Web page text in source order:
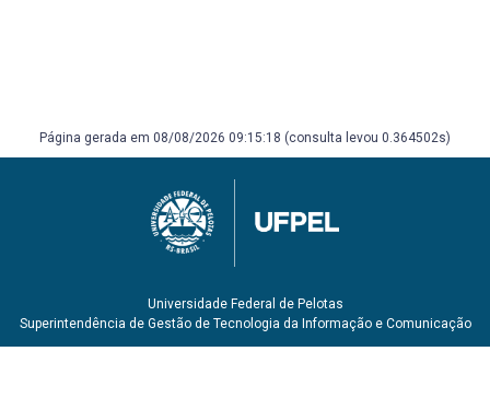
Página gerada em 08/08/2026 09:15:18 (consulta levou 0.364502s)
Universidade Federal de Pelotas
Superintendência de Gestão de Tecnologia da Informação e Comunicação